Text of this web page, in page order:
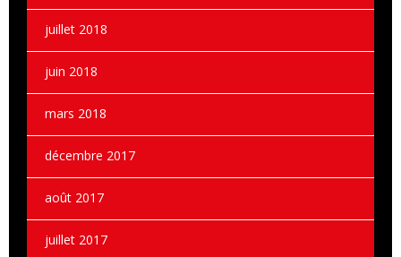
juillet 2018
juin 2018
mars 2018
décembre 2017
août 2017
juillet 2017